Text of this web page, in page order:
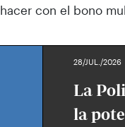
hacer con el bono
28/JUL./2026
La
la